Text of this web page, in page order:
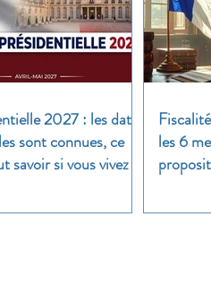
2027 : les dates
sont connues, ce
savoir si vous vivez à
les 6